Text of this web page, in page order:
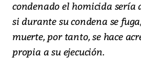
condenado el homicida sería
si durante su condena se
muerte, por tanto, se hace
propia a su ejecución.